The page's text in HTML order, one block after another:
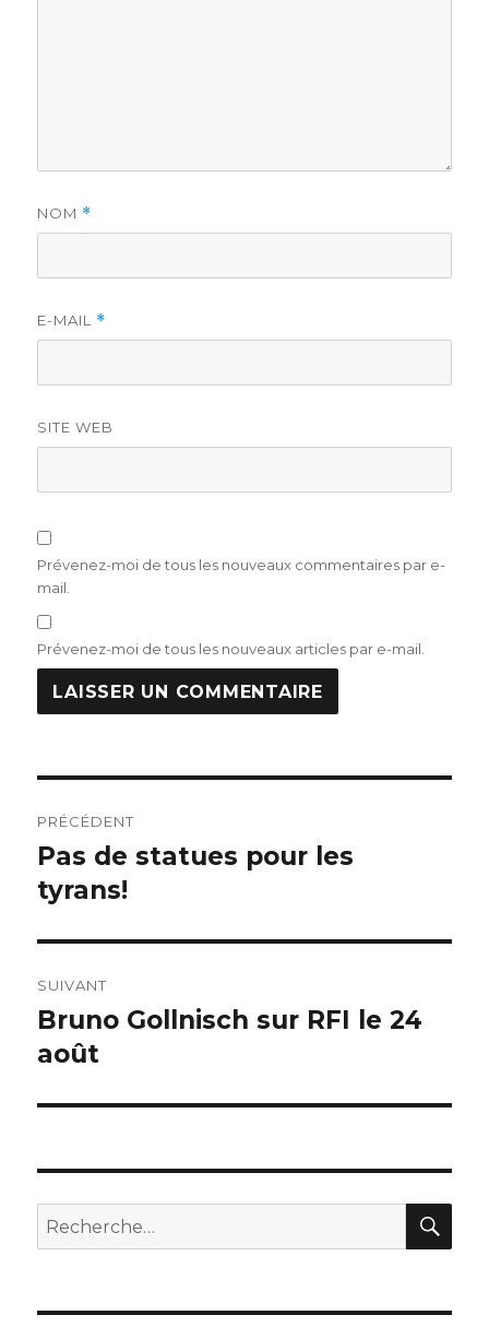
NOM *
E-MAIL *
SITE WEB
Prévenez-moi de tous les nouveaux commentaires par e-
mail.
Prévenez-moi de tous les nouveaux articles par e-mail.
de
l’article
PRÉCÉDENT
Publication
précédente :
Pas de statues pour les
tyrans!
SUIVANT
Publication
suivante :
Bruno Gollnisch sur RFI le 24
août
Recherche
pour :